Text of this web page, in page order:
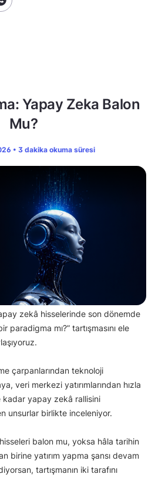
Yapay Zeka Balon
Mu?
• 3 dakika okuma süresi
zekâ hisselerinde son dönemde
paradigma mı?” tartışmasını ele
çarpanlarından teknoloji
veri merkezi yatırımlarından hızla
yapay zekâ rallisini
unsurlar birlikte inceleniyor.
balon mu, yoksa hâla tarihin
birine yatırım yapma şansı devam
tartışmanın iki tarafını